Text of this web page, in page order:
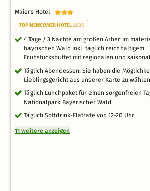
Maiers Hotel
TOP NEWCOMER HOTEL 2026
4 Tage / 3 Nächte am großen Arber im
bayrischen Wald inkl. täglich reichhaltigem
Frühstücksbuffet mit regionalen und
Täglich Abendessen: Sie haben die
Lieblingsgericht aus unserer Karte zu wählen
Täglich Lunchpaket für einen sorgenfreien
Nationalpark Bayerischer Wald
Täglich Softdrink-Flatrate von 12-20 Uhr
11 weitere anzeigen